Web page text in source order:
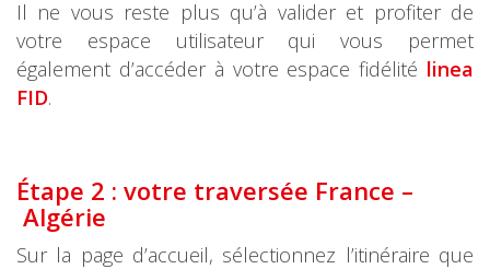
Il ne vous reste plus qu’à valider et profiter de
votre espace utilisateur qui vous permet
également d’accéder à votre espace fidélité linea
FID.
Étape 2 : votre traversée France –
Algérie
Sur la page d’accueil, sélectionnez l’itinéraire que